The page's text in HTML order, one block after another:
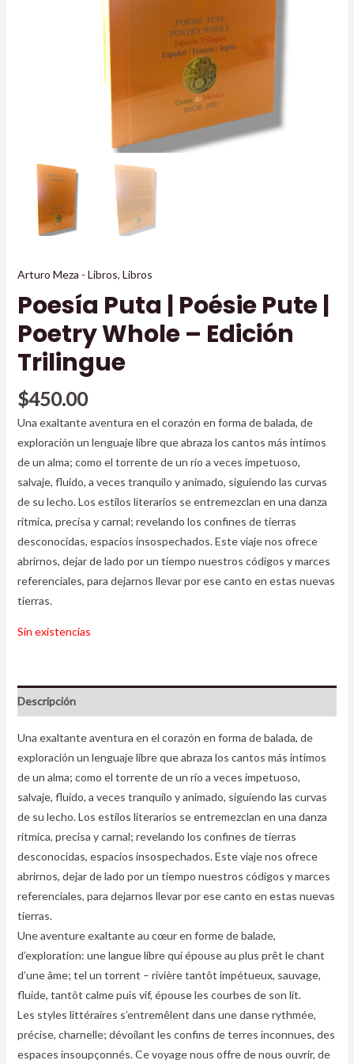
Arturo Meza - Libros, Libros
Poesía Puta | Poésie Pute |
Poetry Whole – Edición
Trilingue
$450.00
Una exaltante aventura en el corazón en forma de balada, de
exploración un lenguaje libre que abraza los cantos más intimos
de un alma; como el torrente de un río a veces impetuoso,
salvaje, fluido, a veces tranquilo y animado, siguiendo las curvas
de su lecho. Los estilos literarios se entremezclan en una danza
ritmica, precisa y carnal; revelando los confines de tierras
desconocidas, espacios insospechados. Este viaje nos ofrece
abrirnos, dejar de lado por un tiempo nuestros códigos y marces
referenciales, para dejarnos llevar por ese canto en estas nuevas
tierras.
Sin existencias
Descripción
Una exaltante aventura en el corazón en forma de balada, de
exploración un lenguaje libre que abraza los cantos más intimos
de un alma; como el torrente de un río a veces impetuoso,
salvaje, fluido, a veces tranquilo y animado, siguiendo las curvas
de su lecho. Los estilos literarios se entremezclan en una danza
ritmica, precisa y carnal; revelando los confines de tierras
desconocidas, espacios insospechados. Este viaje nos ofrece
abrirnos, dejar de lado por un tiempo nuestros códigos y marces
referenciales, para dejarnos llevar por ese canto en estas nuevas
tierras.
Une aventure exaltante au cœur en forme de balade,
d’exploration: une langue libre qui épouse au plus prêt le chant
d’une âme; tel un torrent – rivière tantôt impétueux, sauvage,
fluide, tantôt calme puis vif, épouse les courbes de son lit.
Les styles littéraires s’entremêlent dans une danse rythmée,
précise, charnelle; dévoilant les confins de terres inconnues, des
espaces insoupçonnés. Ce voyage nous offre de nous ouvrir, de